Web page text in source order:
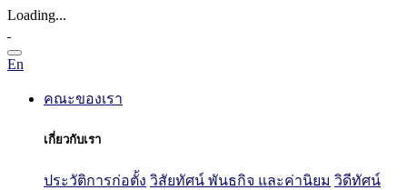
Loading...
En
คณะของเรา
เกี่ยวกับเรา
ประวัติการก่อตั้ง วิสัยทัศน์ พันธกิจ และค่านิยม วิดีทัศน์